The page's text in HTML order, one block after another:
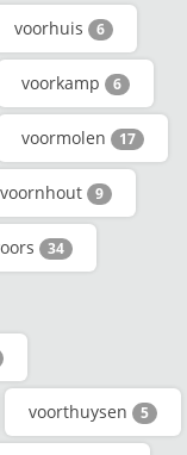
voorhuis 6
voorkamp 6
voormolen 17
voornhout 9
34
voorthuysen 5